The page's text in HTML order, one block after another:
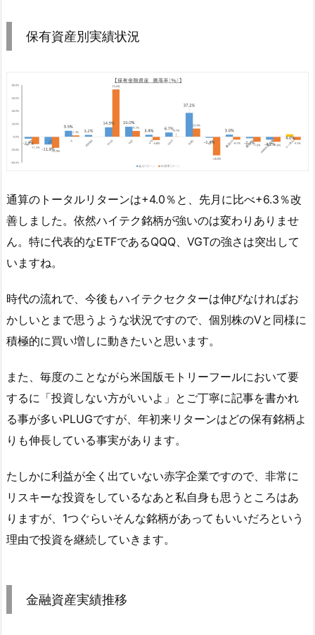
保有資産別実績状況
通算のトータルリターンは+4.0％と、先月に比べ+6.3％改
善しました。依然ハイテク銘柄が強いのは変わりありませ
ん。特に代表的なETFであるQQQ、VGTの強さは突出して
いますね。
時代の流れで、今後もハイテクセクターは伸びなければお
かしいとまで思うような状況ですので、個別株のVと同様に
積極的に買い増しに動きたいと思います。
また、毎度のことながら米国版モトリーフールにおいて要
するに「投資しない方がいいよ」とご丁寧に記事を書かれ
る事が多いPLUGですが、年初来リターンはどの保有銘柄よ
りも伸長している事実があります。
たしかに利益が全く出ていない赤字企業ですので、非常に
リスキーな投資をしているなあと私自身も思うところはあ
りますが、1つぐらいそんな銘柄があってもいいだろという
理由で投資を継続していきます。
金融資産実績推移